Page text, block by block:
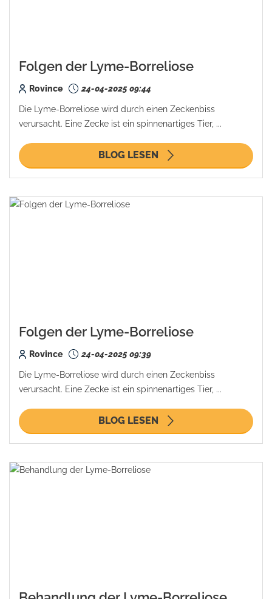
Folgen der Lyme-Borreliose
Rovince 24-04-2025 09:44
Die Lyme-Borreliose wird durch einen Zeckenbiss
verursacht. Eine Zecke ist ein spinnenartiges Tier, ...
BLOG LESEN
Folgen der Lyme-Borreliose
Rovince 24-04-2025 09:39
Die Lyme-Borreliose wird durch einen Zeckenbiss
verursacht. Eine Zecke ist ein spinnenartiges Tier, ...
BLOG LESEN